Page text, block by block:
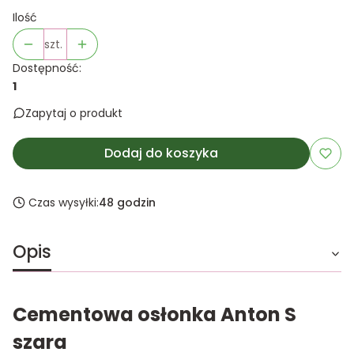
Ilość
szt.
Dostępność:
1
Zapytaj o produkt
Dodaj do koszyka
Czas wysyłki:48 godzin
Opis
Cementowa osłonka Anton S
szara